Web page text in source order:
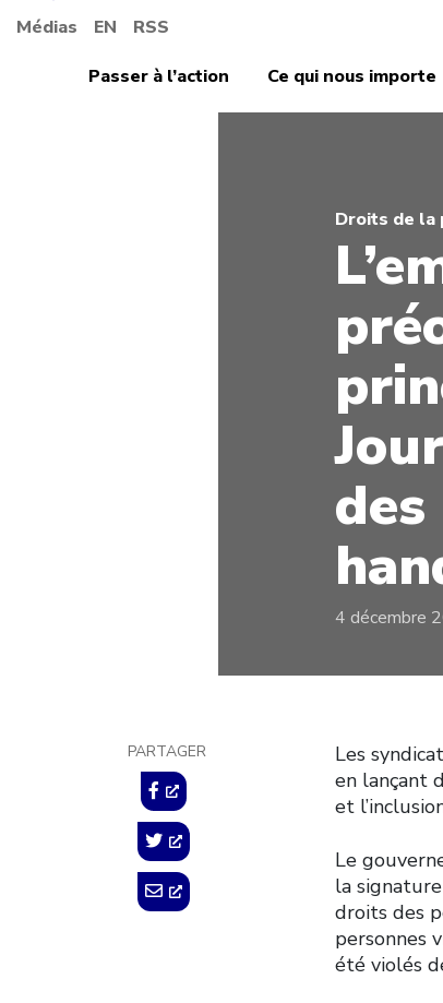
Médias EN RSS
Passer à l’action
Ce qui nous importe
Droits de la
4 décembre
PARTAGER
Les
en lançant
et
Le
la
droits des
personnes
été violés